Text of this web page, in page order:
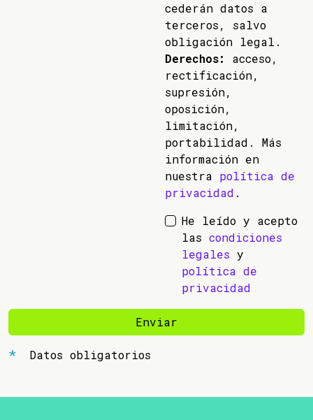
cederán datos a
terceros, salvo
obligación legal.
Derechos:
acceso,
rectificación,
supresión,
oposición,
limitación,
portabilidad. Más
información en
nuestra política de
privacidad .
He leído y acepto
las condiciones
legales y
política de
privacidad
Enviar
Datos obligatorios